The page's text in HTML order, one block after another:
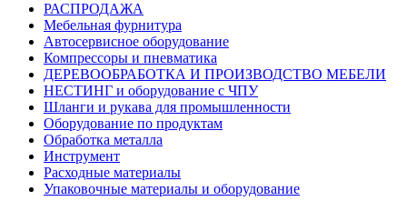
РАСПРОДАЖА
Мебельная фурнитура
Автосервисное оборудование
Компрессоры и пневматика
ДЕРЕВООБРАБОТКА И ПРОИЗВОДСТВО МЕБЕЛИ
НЕСТИНГ и оборудование с ЧПУ
Шланги и рукава для промышленности
Оборудование по продуктам
Обработка металла
Инструмент
Расходные материалы
Упаковочные материалы и оборудование